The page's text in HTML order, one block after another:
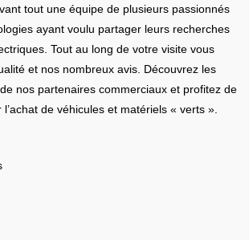
tout une équipe de plusieurs passionnés
ayant voulu partager leurs recherches
Tout au long de votre visite vous
et nos nombreux avis. Découvrez les
nos partenaires commerciaux et profitez de
de véhicules et matériels « verts ».